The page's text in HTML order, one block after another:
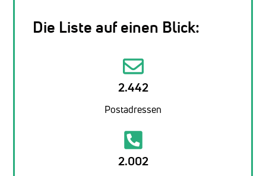
Die Liste auf einen Blick:
2.442
Postadressen
2.002